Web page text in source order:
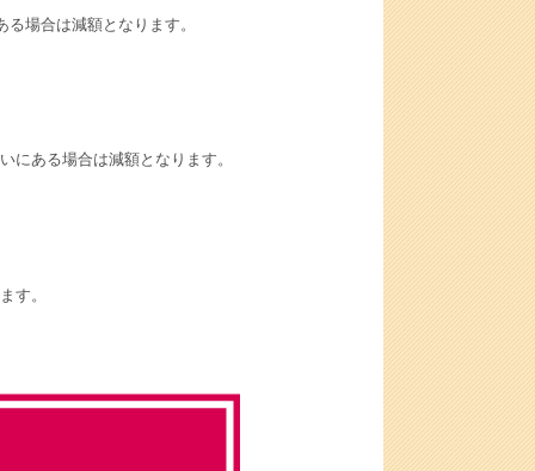
場合は減額となります。
にある場合は減額となります。
す。